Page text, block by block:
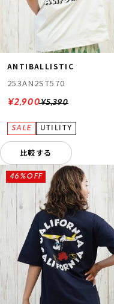
ANTIBALLISTIC
253AN2ST570
¥5,390
¥2,900
比較する
46%OFF